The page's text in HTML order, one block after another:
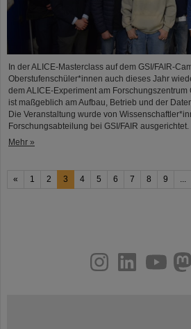
In der ALICE-Masterclass auf dem GSI/FAIR-
Oberstufenschüler*innen auch dieses Jahr
dem ALICE-Experiment am Forschungszentrum
ist maßgeblich am Aufbau, Betrieb und der
Die Veranstaltung wurde von
Forschungsabteilung bei GSI/FAIR ausgerichtet.
Mehr »
« 1 2 3 4 5 6 7 8 9
youtubehelmholtz.socialfacebook